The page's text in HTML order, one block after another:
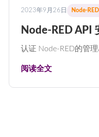
2023年9月26日 Node-
Node-RED API
认证 Node-RED的管
阅读全文